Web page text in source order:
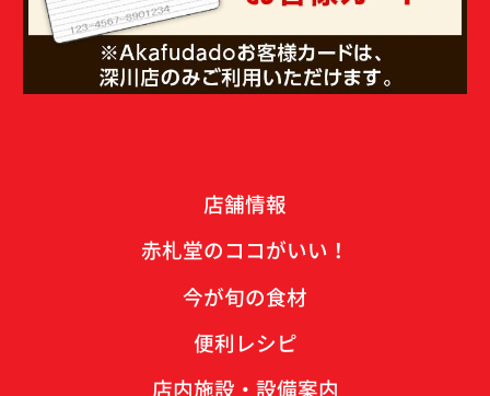
店舗情報
赤札堂のココがいい！
今が旬の食材
便利レシピ
店内施設・設備案内